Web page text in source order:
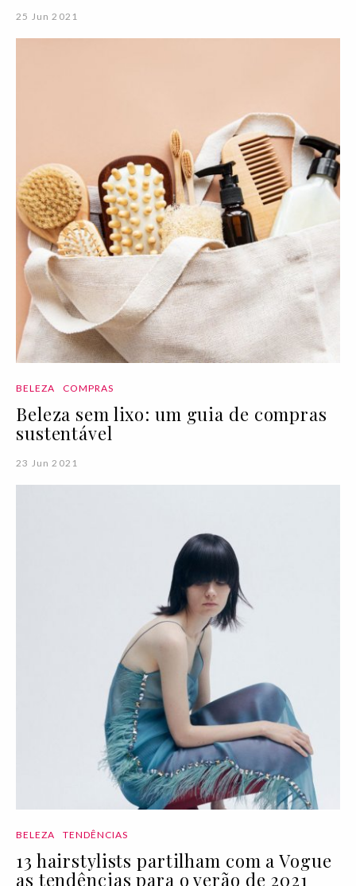
25 Jun 2021
BELEZA COMPRAS
Beleza sem lixo: um guia de compras
sustentável
23 Jun 2021
BELEZA TENDÊNCIAS
13 hairstylists partilham com a Vogue
as tendências para o verão de 2021